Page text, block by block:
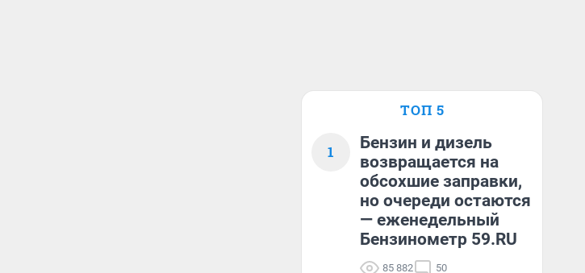
ТОП 5
1
Бензин и дизель
возвращается на
обсохшие заправки,
но очереди остаются
— еженедельный
Бензинометр 59.RU
85 882 50